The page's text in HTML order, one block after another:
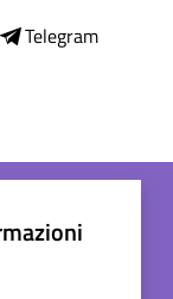
Telegram